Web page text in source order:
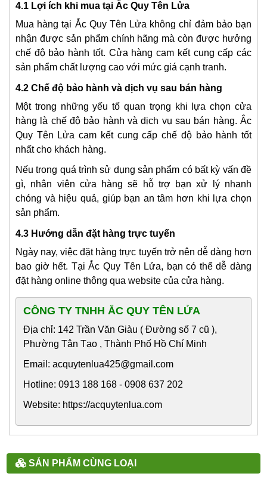
4.1 Lợi ích khi mua tại Ắc Quy Tên Lửa
Mua hàng tại Ắc Quy Tên Lửa không chỉ đảm bảo bạn
nhận được sản phẩm chính hãng mà còn được hưởng
chế độ bảo hành tốt. Cửa hàng cam kết cung cấp các
sản phẩm chất lượng cao với mức giá cạnh tranh.
4.2 Chế độ bảo hành và dịch vụ sau bán hàng
Một trong những yếu tố quan trọng khi lựa chọn cửa
hàng là chế độ bảo hành và dịch vụ sau bán hàng. Ắc
Quy Tên Lửa cam kết cung cấp chế độ bảo hành tốt
nhất cho khách hàng.
Nếu trong quá trình sử dụng sản phẩm có bất kỳ vấn đề
gì, nhân viên cửa hàng sẽ hỗ trợ bạn xử lý nhanh
chóng và hiệu quả, giúp bạn an tâm hơn khi lựa chọn
sản phẩm.
4.3 Hướng dẫn đặt hàng trực tuyến
Ngày nay, việc đặt hàng trực tuyến trở nên dễ dàng hơn
bao giờ hết. Tại Ắc Quy Tên Lửa, bạn có thể dễ dàng
đặt hàng online thông qua website của cửa hàng.
CÔNG TY TNHH ẮC QUY TÊN LỬA
Địa chỉ: 142 Trần Văn Giàu ( Đường số 7 cũ ),
Phường Tân Tạo , Thành Phố Hồ Chí Minh
Email: acquytenlua425@gmail.com
Hotline: 0913 188 168 - 0908 637 202
Website: https://acquytenlua.com
SẢN PHẨM CÙNG LOẠI